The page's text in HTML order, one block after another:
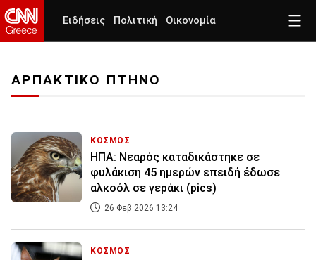
Ειδήσεις Πολιτική Οικονομία
ΑΡΠΑΚΤΙΚΟ ΠΤΗΝΟ
ΚΟΣΜΟΣ
ΗΠΑ: Νεαρός καταδικάστηκε σε
φυλάκιση 45 ημερών επειδή έδωσε
αλκοόλ σε γεράκι (pics)
26 Φεβ 2026 13:24
ΚΟΣΜΟΣ